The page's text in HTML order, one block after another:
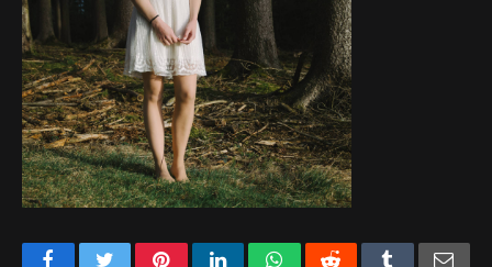
FacebookTwitterPinterestLinkedInWhatsAppReddit Tumblr